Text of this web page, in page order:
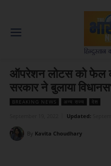
ऑपरेशन लोटस को फेल
सरकार ने बुलाया
BREAKING NEWS अन्य राज्य देश
Updated:
By Kavita Choudhary